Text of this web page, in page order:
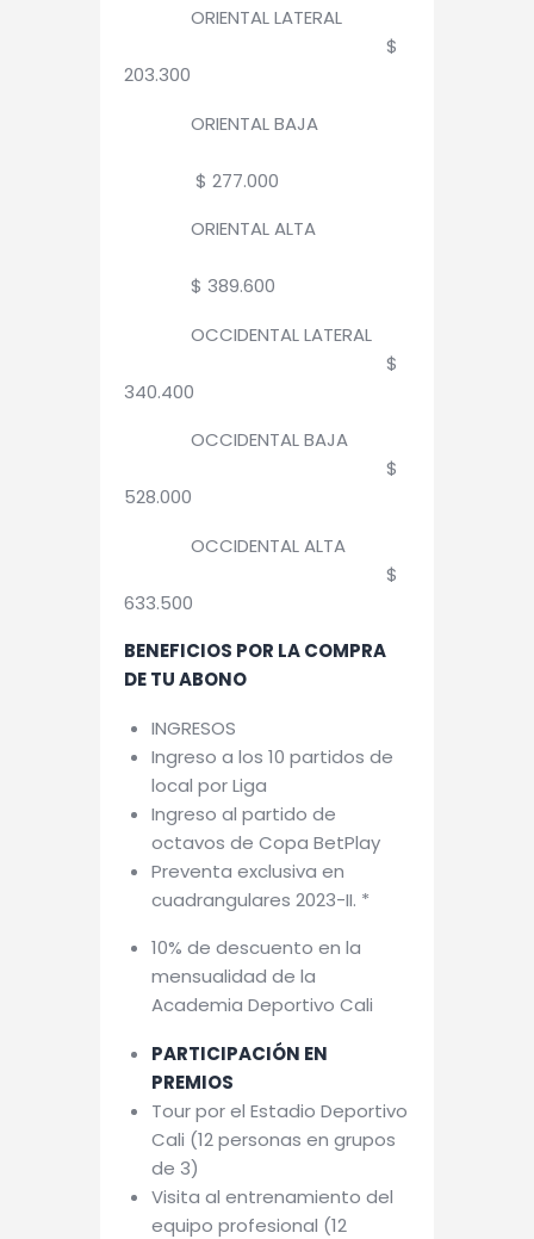
ORIENTAL LATERAL
$
203.300
ORIENTAL BAJA
$ 277.000
ORIENTAL ALTA
$ 389.600
OCCIDENTAL LATERAL
$
340.400
OCCIDENTAL BAJA
$
528.000
OCCIDENTAL ALTA
$
633.500
BENEFICIOS POR LA COMPRA
DE TU ABONO
INGRESOS
Ingreso a los 10 partidos de
local por Liga
Ingreso al partido de
octavos de Copa BetPlay
Preventa exclusiva en
cuadrangulares 2023-II. *
10% de descuento en la
mensualidad de la
Academia Deportivo Cali
PARTICIPACIÓN EN
PREMIOS
Tour por el Estadio Deportivo
Cali (12 personas en grupos
de 3)
Visita al entrenamiento del
equipo profesional (12